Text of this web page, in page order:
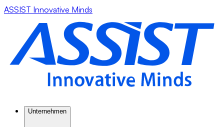
ASSIST Innovative Minds
Unternehmen